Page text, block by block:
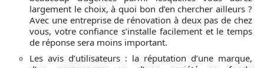
largement le choix, à quoi bon d’en chercher ailleurs ?
Avec une entreprise de rénovation à deux pas de chez
vous, votre confiance s’installe facilement et le temps
de réponse sera moins important.
Les avis d’utilisateurs : la réputation d’une marque,